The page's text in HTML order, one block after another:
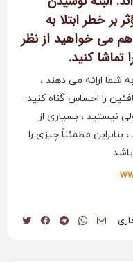
بر خطر ابتلا به
هم می خواهید از نظر
کنید.
شما ارائه می دهند ،
را احساس گناه کنید.
نیستید ، بسیاری از
مطمئناً چیزی را